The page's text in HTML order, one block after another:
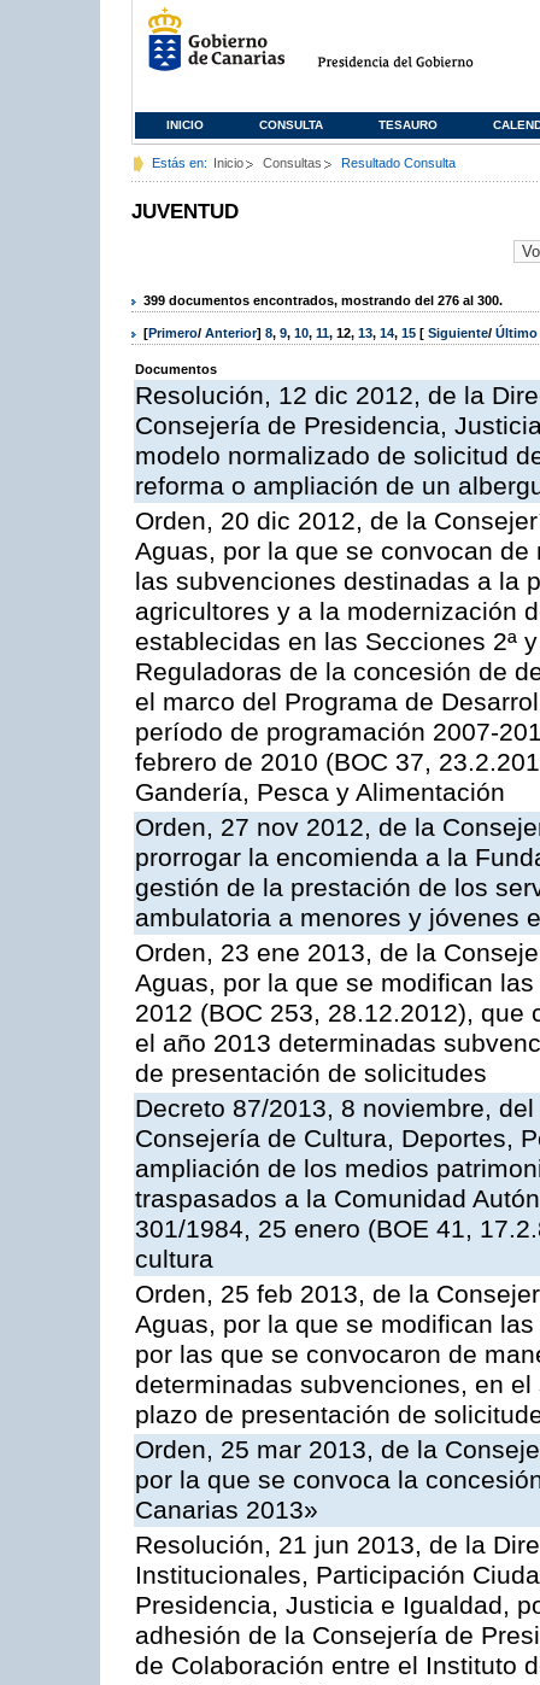
INICIO CONSULTA TESAURO
Estás en: Inicio Consultas Resultado Consulta
JUVENTUD
399 documentos encontrados, mostrando del 276 al 300.
[Primero/ Anterior] 8, 9, 10, 11, 12, 13, 14, 15 [ Siguiente/ Último
Documentos
Resolución, 12 dic 2012, de la
Consejería de Presidencia,
modelo normalizado de solicitud
reforma o ampliación de un
Orden, 20 dic 2012, de la
Aguas, por la que se convocan
las subvenciones destinadas a la
agricultores y a la modernización
establecidas en las Secciones 2ª
Reguladoras de la concesión de
el marco del Programa de
período de programación 2007-
febrero de 2010 (BOC 37,
Gandería, Pesca y Alimentación
Orden, 27 nov 2012, de la
prorrogar la encomienda a la
gestión de la prestación de los
ambulatoria a menores y jóvenes
Orden, 23 ene 2013, de la
Aguas, por la que se modifican
2012 (BOC 253, 28.12.2012),
el año 2013 determinadas
de presentación de solicitudes
Decreto 87/2013, 8 noviembre,
Consejería de Cultura, Deportes,
ampliación de los medios
traspasados a la Comunidad
301/1984, 25 enero (BOE 41,
cultura
Orden, 25 feb 2013, de la
Aguas, por la que se modifican
por las que se convocaron de
determinadas subvenciones, en
plazo de presentación de
Orden, 25 mar 2013, de la
por la que se convoca la
Canarias 2013»
Resolución, 21 jun 2013, de la
Institucionales, Participación
Presidencia, Justicia e Igualdad,
adhesión de la Consejería de
de Colaboración entre el Instituto